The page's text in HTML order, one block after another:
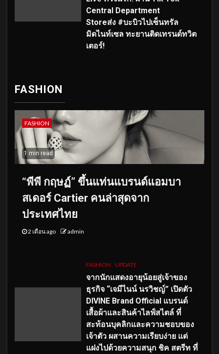
Central Department
Storeส่ง #บะบิวไปเซ็นทรัล
มิดไนท์เซล ทะยานติดเทรนด์ทวิต
เตอร์!
FASHION
FASHION
1 min read
“พีพี กฤษฏ์” ขึ้นแท่นแบรนด์แอมบา
สเดอร์ Cartier คนล่าสุดจาก
ประเทศไทย
2 เดือน ago admin
FASHION UPDATE
จากนักแสดงอายุน้อยสู่เจ้าของ
ธุรกิจ “เจมีไนน์ นรวิชญ์” เปิดตัว
DIVINE Brand Official แบรนด์
เสื้อผ้าและสินค้าไลฟ์สไตล์ ที่
สะท้อนบุคลิกและความชอบของ
เจ้าตัว ผสานความเรียบง่าย แต่
แฝงไปด้วยความสนุก ชิค สตรีท ที่